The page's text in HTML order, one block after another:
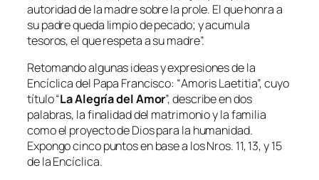
autoridad de la madre sobre la prole. El que honra a
su padre queda limpio de pecado; y acumula
tesoros, el que respeta a su madre”.
Retomando algunas ideas y expresiones de la
Encíclica del Papa Francisco: “Amoris Laetitia”, cuyo
título “La Alegría del Amor”, describe en dos
palabras, la finalidad del matrimonio y la familia
como el proyecto de Dios para la humanidad.
Expongo cinco puntos en base a los Nros. 11, 13, y 15
de la Encíclica.